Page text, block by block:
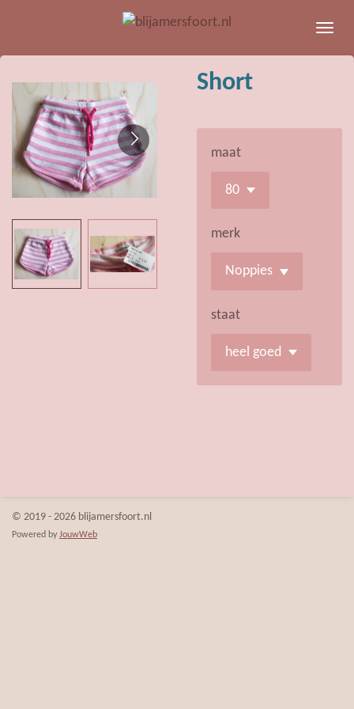
de
hoofdinhoud
Short
maat
merk
staat
© 2019 - 2026 blijamersfoort.nl
Powered by JouwWeb